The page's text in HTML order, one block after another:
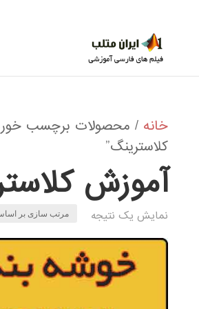
خانه / محصولات برچسب
کلاسترینگ”
آموزش
نمایش یک نتیجه